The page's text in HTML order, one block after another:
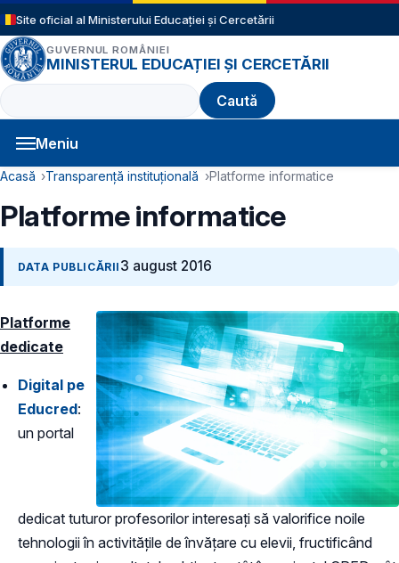
Sari la conținutul principal
Site oficial al Ministerului Educației și Cercetării
GUVERNUL ROMÂNIEI
MINISTERUL EDUCAȚIEI ȘI CERCETĂRII
Caută
Meniu
Navigație principală
Cale de navigare
Acasă Transparență instituțională Platforme informatice
Platforme informatice
DATA PUBLICĂRII 3 august 2016
Platforme
dedicate
Digital pe
Educred:
un portal
dedicat tuturor profesorilor interesați să valorifice noile
tehnologii în activitățile de învățare cu elevii, fructificând